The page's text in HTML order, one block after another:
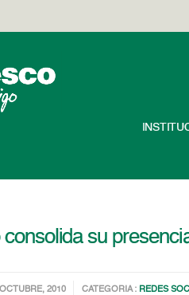
consolida su
2010 CATEGORIA : REDES